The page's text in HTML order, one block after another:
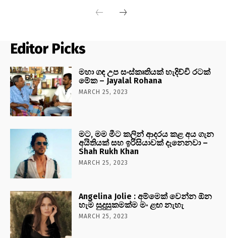
Editor Picks
මහා ගඳ උප සංස්කෘතියක් හැදිච්චි රටක්
මේක – Jayalal Rohana
MARCH 25, 2023
මට, මම මීට කලින් ආදරය කළ අය ගැන
අයිතියක් සහ ඉරිසියාවක් දැනෙනවා –
Shah Rukh Khan
MARCH 25, 2023
Angelina Jolie : අම්මෙක් වෙන්න ඕන
හැම සුදුසුකමක්ම මං ළඟ නැහැ
MARCH 25, 2023